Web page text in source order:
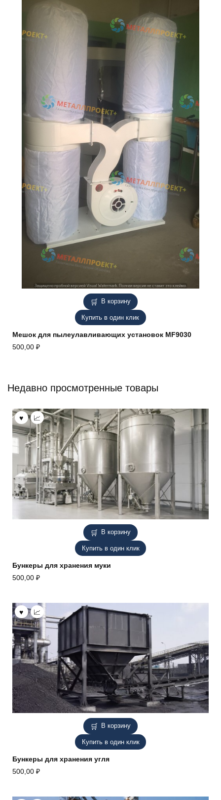
В корзину
Купить в один клик
Мешок для пылеулавливающих установок MF9030
500,00 ₽
Недавно просмотренные товары
В корзину
Купить в один клик
Бункеры для хранения муки
500,00 ₽
В корзину
Купить в один клик
Бункеры для хранения угля
500,00 ₽